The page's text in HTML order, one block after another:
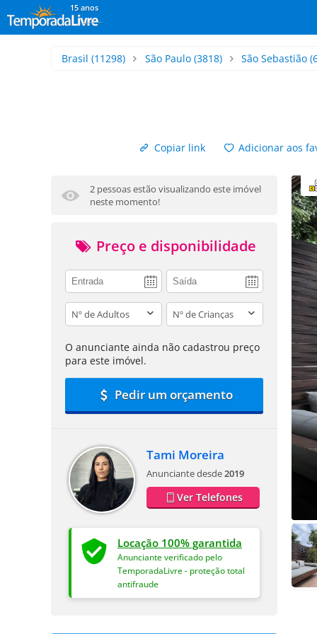
15 anos
Brasil (11298) São Paulo(3818) São Sebastião
Copiar link
Adicionar aos
2 pessoas estão visualizando este imóvel
neste momento!
Preço e disponibilidade
adults children
O anunciante ainda não cadastrou preço
para este imóvel.
Pedir um orçamento
Tami Moreira
Anunciante desde2019
Ver Telefones
Locação 100% garantida
Anunciante verificado pelo
TemporadaLivre - proteção total
antifraude